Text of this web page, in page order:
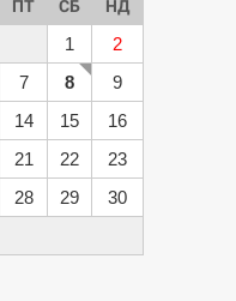
ПТ СБ НД
1
2
7 8
9
14 15
16
21 22
23
28 29
30